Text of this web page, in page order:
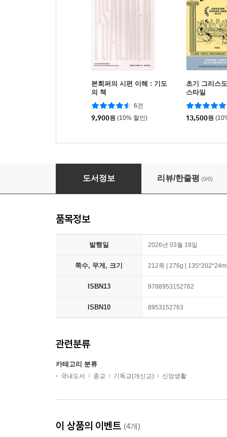
본회퍼의 시편 이해 : 기도
의 책
6건
9,900원 (10% 할인)
초기 그리스
스타일
13,500원
본회퍼의 함께 사는 삶
도서정보 리뷰/한줄평 (0/0)
품목정보
발행일 2026년 03월 18일
쪽수, 무게, 크기 212쪽 | 276g |
ISBN13 9788953152762
ISBN10 8953152763
관련분류
카테고리 분류
국내도서 종교 기독교(개신교) 신앙생활
이 상품의 이벤트 (4개)